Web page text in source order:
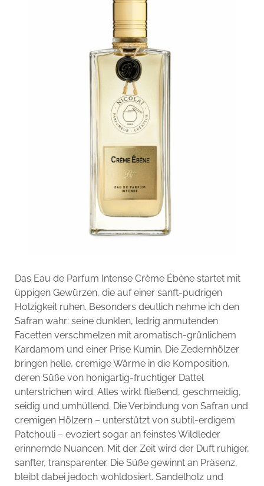
Das Eau de Parfum Intense Crème Ébène startet mit
üppigen Gewürzen, die auf einer sanft-pudrigen
Holzigkeit ruhen. Besonders deutlich nehme ich den
Safran wahr: seine dunklen, ledrig anmutenden
Facetten verschmelzen mit aromatisch-grünlichem
Kardamom und einer Prise Kumin. Die Zedernhölzer
bringen helle, cremige Wärme in die Komposition,
deren Süße von honigartig-fruchtiger Dattel
unterstrichen wird. Alles wirkt fließend, geschmeidig,
seidig und umhüllend. Die Verbindung von Safran und
cremigen Hölzern – unterstützt von subtil-erdigem
Patchouli – evoziert sogar an feinstes Wildleder
erinnernde Nuancen. Mit der Zeit wird der Duft ruhiger,
sanfter, transparenter. Die Süße gewinnt an Präsenz,
bleibt dabei jedoch wohldosiert. Sandelholz und